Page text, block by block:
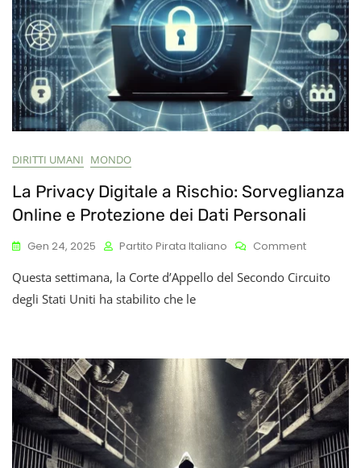
DIRITTI UMANI MONDO
La Privacy Digitale a Rischio: Sorveglianza
Online e Protezione dei Dati Personali
Gen 24, 2025 Partito Pirata Italiano CommentOn
Privacy
Online
E
Dei
Dati
Personali
Questa settimana, la Corte d’Appello del Secondo Circuito
degli Stati Uniti ha stabilito che le